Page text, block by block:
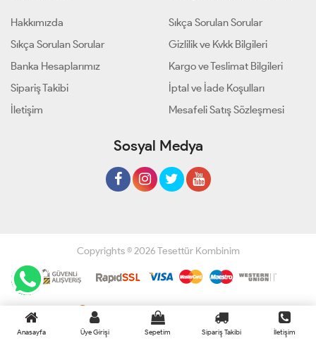
Hakkımızda
Sıkça Sorulan Sorular
Banka Hesaplarımız
Sipariş Takibi
İletişim
Sıkça Sorulan Sorular
Gizlilik ve Kvkk Bilgileri
Kargo ve Teslimat Bilgileri
İptal ve İade Koşulları
Mesafeli Satış Sözleşmesi
Sosyal Medya
Copyrights © 2026 Tesettür Kombinim
Geliştir - powered by innovation
Anasayfa Üye Girişi Sepetim Sipariş Takibi İletişim